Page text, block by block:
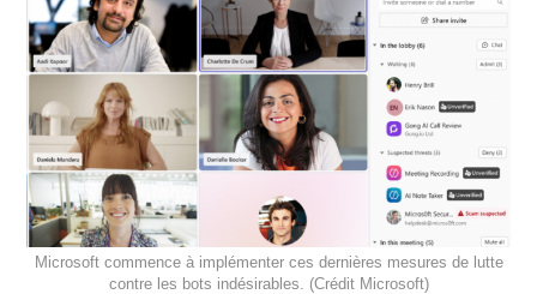
Microsoft commence à implémenter ces dernières mesures de lutte
contre les bots indésirables. (Crédit Microsoft)